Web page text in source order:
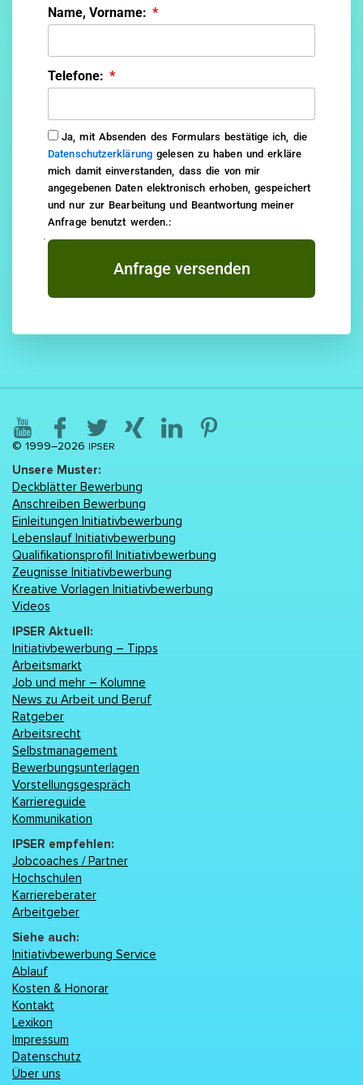
Name, Vorname:
Telefone:
Ja, mit Absenden des Formulars bestätige ich, die
Datenschutzerklärung gelesen zu haben und erkläre
mich damit einverstanden, dass die von mir
angegebenen Daten elektronisch erhoben, gespeichert
und nur zur Bearbeitung und Beantwortung meiner
Anfrage benutzt werden.:
Anfrage versenden
© 1999–2026 IPSER
Unsere Muster:
Deckblätter Bewerbung
Anschreiben Bewerbung
Einleitungen Initiativbewerbung
Lebenslаuf Initiativbewerbung
Qualifikationsprofil Initiativbewerbung
Zeugnisse Initiativbewerbung
Kreative Vorlagen Initiativbewerbung
Videos
IPSER Aktuell:
Initiativbewerbung – Tipps
Arbeitsmarkt
Job und mehr – Kolumne
News zu Arbeit und Beruf
Ratgeber
Arbeitsrecht
Selbstmanagement
Bewerbungsunterlagen
Vorstellungsgespräch
Karriereguide
Kommunikation
IPSER empfehlen:
Jobcoaches / Partner
Hochschulen
Karriereberater
Arbeitgeber
Siehe auch:
Initiativbewerbung Service
Ablauf
Kosten & Honorar
Kontakt
Lexikon
Impressum
Datenschutz
Über uns